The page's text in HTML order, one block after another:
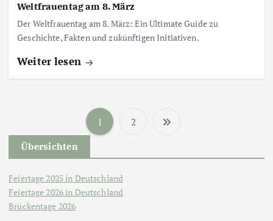
Weltfrauentag am 8. März
Der Weltfrauentag am 8. März: Ein Ultimate Guide zu
Geschichte, Fakten und zukünftigen Initiativen.
Weiter lesen
S
e
1 2
Übersichten
Feiertage 2025 in Deutschland
Feiertage 2026 in Deutschland
Brückentage 2026